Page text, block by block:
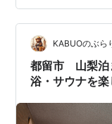
入浴とサウナを
大人600円・こ
300円。 近隣の
KABUOのぶら
都留市 山梨泊
浴・サウナを